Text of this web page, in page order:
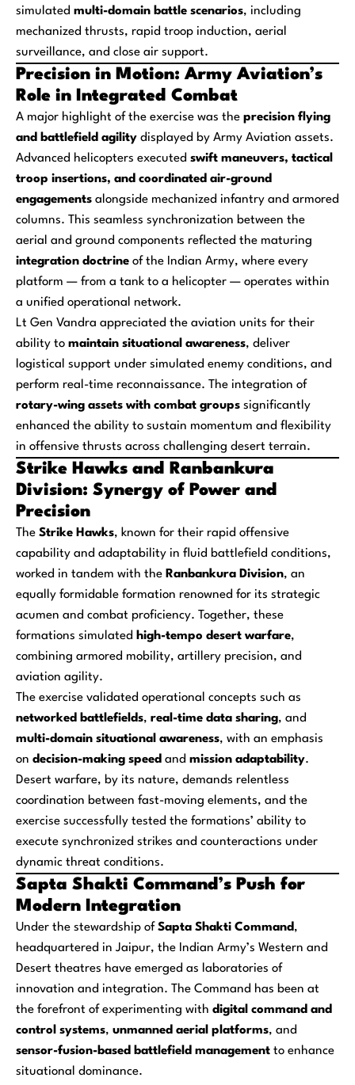
simulated multi-domain battle scenarios, including
mechanized thrusts, rapid troop induction, aerial
surveillance, and close air support.
Precision in Motion: Army Aviation’s
Role in Integrated Combat
A major highlight of the exercise was the precision flying
and battlefield agility displayed by Army Aviation assets.
Advanced helicopters executed swift maneuvers, tactical
troop insertions, and coordinated air-ground
engagements alongside mechanized infantry and armored
columns. This seamless synchronization between the
aerial and ground components reflected the maturing
integration doctrine of the Indian Army, where every
platform — from a tank to a helicopter — operates within
a unified operational network.
Lt Gen Vandra appreciated the aviation units for their
ability to maintain situational awareness, deliver
logistical support under simulated enemy conditions, and
perform real-time reconnaissance. The integration of
rotary-wing assets with combat groups significantly
enhanced the ability to sustain momentum and flexibility
in offensive thrusts across challenging desert terrain.
Strike Hawks and Ranbankura
Division: Synergy of Power and
Precision
The Strike Hawks, known for their rapid offensive
capability and adaptability in fluid battlefield conditions,
worked in tandem with the Ranbankura Division, an
equally formidable formation renowned for its strategic
acumen and combat proficiency. Together, these
formations simulated high-tempo desert warfare,
combining armored mobility, artillery precision, and
aviation agility.
The exercise validated operational concepts such as
networked battlefields, real-time data sharing, and
multi-domain situational awareness, with an emphasis
on decision-making speed and mission adaptability.
Desert warfare, by its nature, demands relentless
coordination between fast-moving elements, and the
exercise successfully tested the formations’ ability to
execute synchronized strikes and counteractions under
dynamic threat conditions.
Sapta Shakti Command’s Push for
Modern Integration
Under the stewardship of Sapta Shakti Command ,
headquartered in Jaipur, the Indian Army’s Western and
Desert theatres have emerged as laboratories of
innovation and integration. The Command has been at
the forefront of experimenting with digital command and
control systems, unmanned aerial platforms, and
sensor-fusion-based battlefield management to enhance
situational dominance.